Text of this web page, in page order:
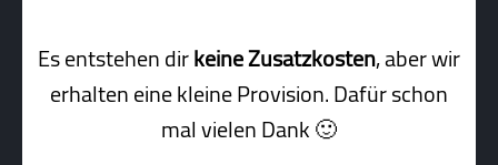
Es entstehen dirkeine Zusatzkosten, aber wir
erhalten eine kleine Pro­vi­sion. Dafür schon
mal vielen Dank 🙂